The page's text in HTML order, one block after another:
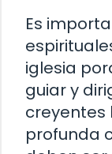
Es
iglesia
guiar y
creyentes
profunda